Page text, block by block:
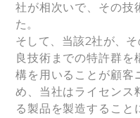
社が相次いで、その技
た。
そして、当該2社が、
良技術までの特許群を
構を用いることが顧客
め、当社はライセンス
る製品を製造すること